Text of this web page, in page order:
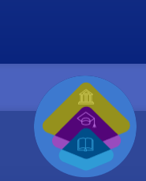
Image